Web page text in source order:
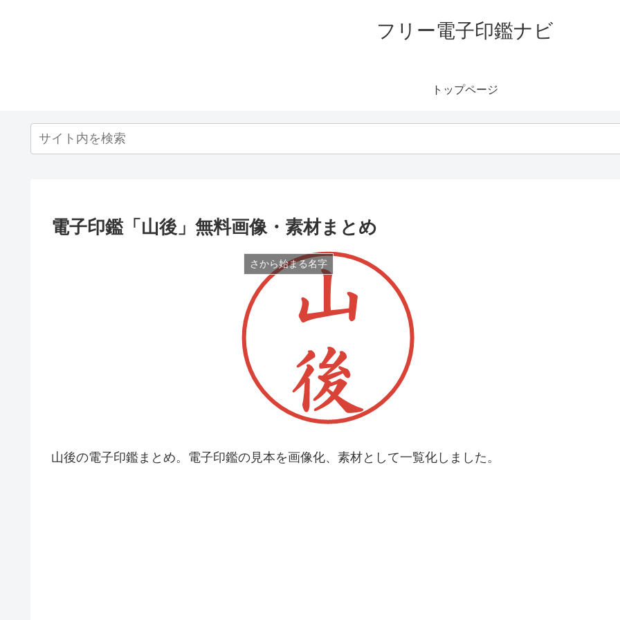
フリー電子印鑑ナビ
トップページ
電子印鑑「山後」無料画像・素材まとめ
さから始まる名字
山後の電子印鑑まとめ。電子印鑑の見本を画像化、素材として一覧化しました。